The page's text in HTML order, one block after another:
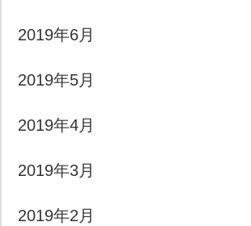
2019年6月
2019年5月
2019年4月
2019年3月
2019年2月